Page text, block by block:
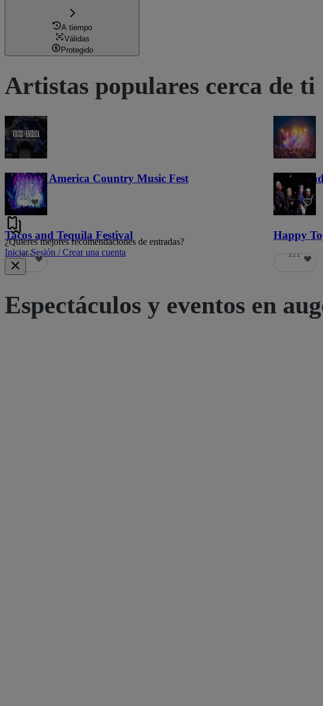
A tiempo
Válidas
Protegido
Artistas populares cerca de ti
Voices of America Country Music Fest
36
Lost
121
Tacos and Tequila Festival
689
Happy
111
¿Quieres mejores recomendaciones de entradas?
Iniciar Sesión / Crear una cuenta
Espectáculos y eventos en